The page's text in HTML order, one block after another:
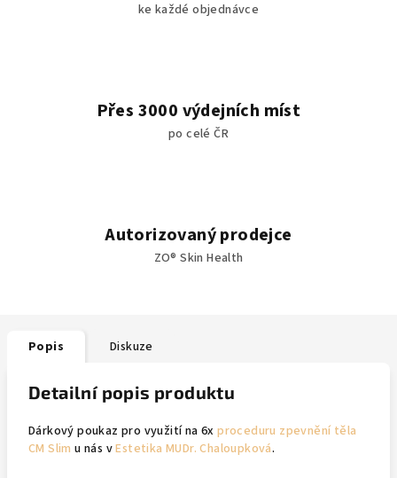
ke každé objednávce
Přes 3000 výdejních míst
po celé ČR
Autorizovaný prodejce
ZO® Skin Health
Popis Diskuze
Detailní popis produktu
Dárkový poukaz pro využití na 6xproceduru zpevnění těla
CM Slim u nás vEstetika MUDr. Chaloupková.